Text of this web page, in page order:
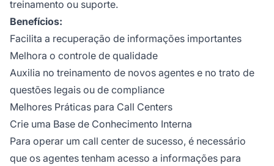
treinamento ou suporte.
Benefícios:
Facilita a recuperação de informações importantes
Melhora o controle de qualidade
Auxilia no treinamento de novos agentes e no trato de
questões legais ou de compliance
Melhores Práticas para Call Centers
Crie uma Base de Conhecimento Interna
Para operar um call center de sucesso, é necessário
que os agentes tenham acesso a informações para